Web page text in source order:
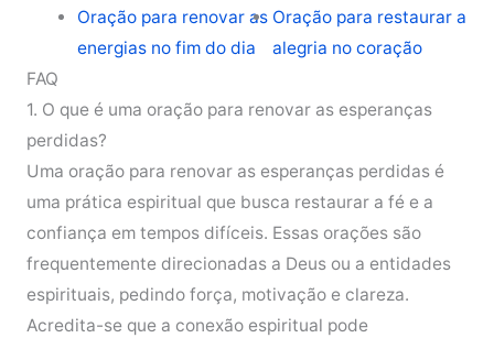
Oração para renovar as
energias no fim do dia
Oração para restaurar a
alegria no coração
FAQ
1. O que é uma oração para renovar as esperanças
perdidas?
Uma oração para renovar as esperanças perdidas é
uma prática espiritual que busca restaurar a fé e a
confiança em tempos difíceis. Essas orações são
frequentemente direcionadas a Deus ou a entidades
espirituais, pedindo força, motivação e clareza.
Acredita-se que a conexão espiritual pode